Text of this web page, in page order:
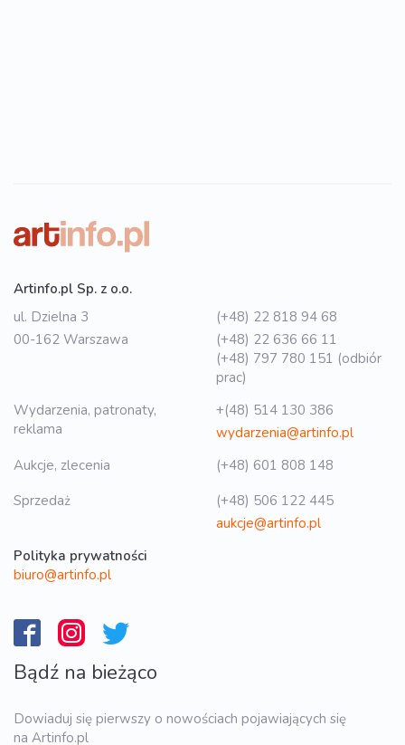
Artinfo.pl Sp. z o.o.
ul. Dzielna 3
00-162 Warszawa
(+48) 22 818 94 68
(+48) 22 636 66 11
(+48) 797 780 151 (odbiór
prac)
Wydarzenia, patronaty,
reklama
+(48) 514 130 386
wydarzenia@artinfo.pl
Aukcje, zlecenia
(+48) 601 808 148
Sprzedaż
(+48) 506 122 445
aukcje@artinfo.pl
Polityka prywatności
biuro@artinfo.pl
Bądź na bieżąco
Dowiaduj się pierwszy o nowościach pojawiających się
na Artinfo.pl